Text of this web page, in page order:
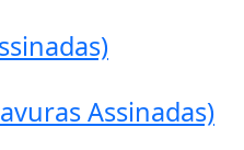
Assinadas)